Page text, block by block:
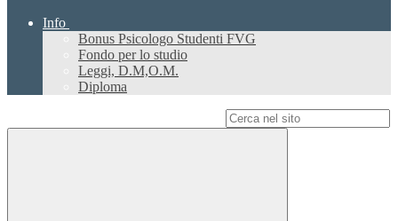
Info
Bonus Psicologo Studenti FVG
Fondo per lo studio
Leggi, D.M,O.M.
Diploma